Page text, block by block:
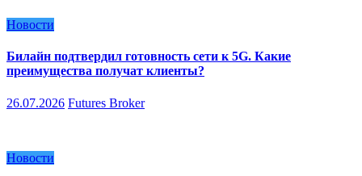
Новости
Билайн подтвердил готовность сети к 5G. Какие
преимущества получат клиенты?
26.07.2026 Futures Broker
Новости